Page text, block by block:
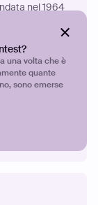
una volta che è
quante
sono emerse
nel 1964
tanto a
a contare
di 170 Paesi.